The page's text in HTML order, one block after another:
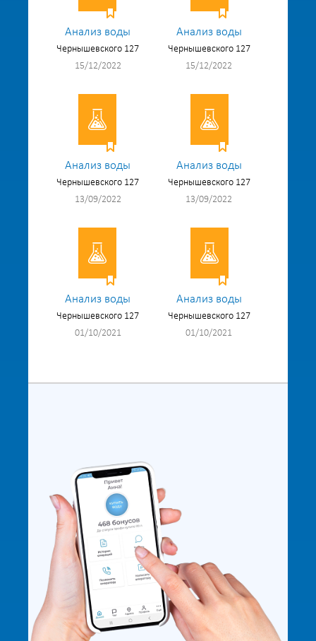
Анализ воды
Чернышевского 127
15/12/2022
Анализ воды
Чернышевского 127
15/12/2022
Анализ воды
Чернышевского 127
13/09/2022
Анализ воды
Чернышевского 127
13/09/2022
Анализ воды
Чернышевского 127
01/10/2021
Анализ воды
Чернышевского 127
01/10/2021